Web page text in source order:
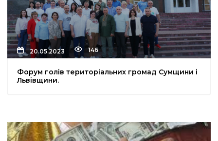
20.05.2023 146
Форум голів територіальних громад Сумщини і
Львівщини.